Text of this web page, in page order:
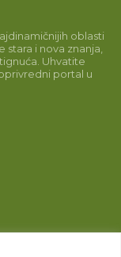
oblasti
stara i nova znanja,
Uhvatite
portal u